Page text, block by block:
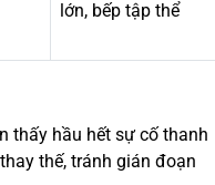
lớn, bếp tập thể
thấy hầu hết sự cố thanh
thế, tránh gián đoạn